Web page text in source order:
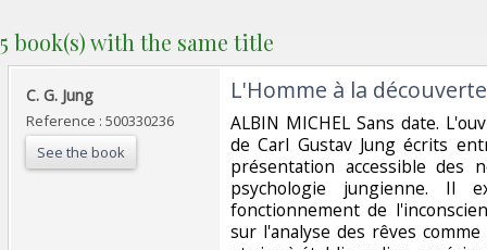
5 book(s) with the same title
‎C. G. Jung‎
Reference : 500330236
See the book
‎L'Homme à la
‎ALBIN MICHEL Sans date.
de Carl Gustav Jung écrits
présentation accessible des
psychologie jungienne. Il
fonctionnement de
sur l'analyse des rêves